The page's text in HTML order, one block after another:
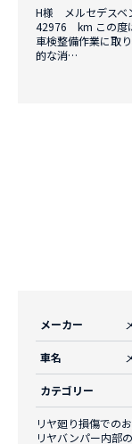
H様 メルセデスベ
42976 km この度
車検整備作業に取
的な消…
メーカー
車名
カテゴリー
リヤ廻り損傷での
リヤバンパー内部